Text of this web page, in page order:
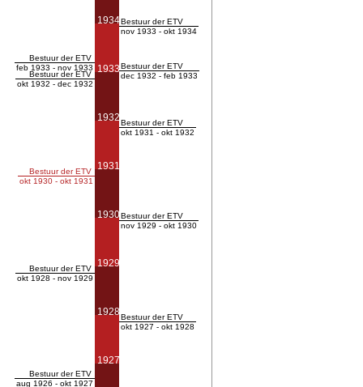
Bestuur der ETV
feb 1933 - nov 1933
Bestuur der ETV
okt 1932 - dec 1932
Bestuur der ETV
okt 1930 - okt 1931
Bestuur der ETV
okt 1928 - nov 1929
Bestuur der ETV
aug 1926 - okt 1927
1934
1933
1932
1931
1930
1929
1928
1927
Bestuur der ETV
nov 1933 - okt 1934
Bestuur der ETV
dec 1932 - feb 1933
Bestuur der ETV
okt 1931 - okt 1932
Bestuur der ETV
nov 1929 - okt 1930
Bestuur der ETV
okt 1927 - okt 1928